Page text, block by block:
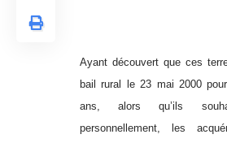
Ayant découvert que ces
bail rural le 23 mai 2000
ans, alors qu’ils
personnellement, les